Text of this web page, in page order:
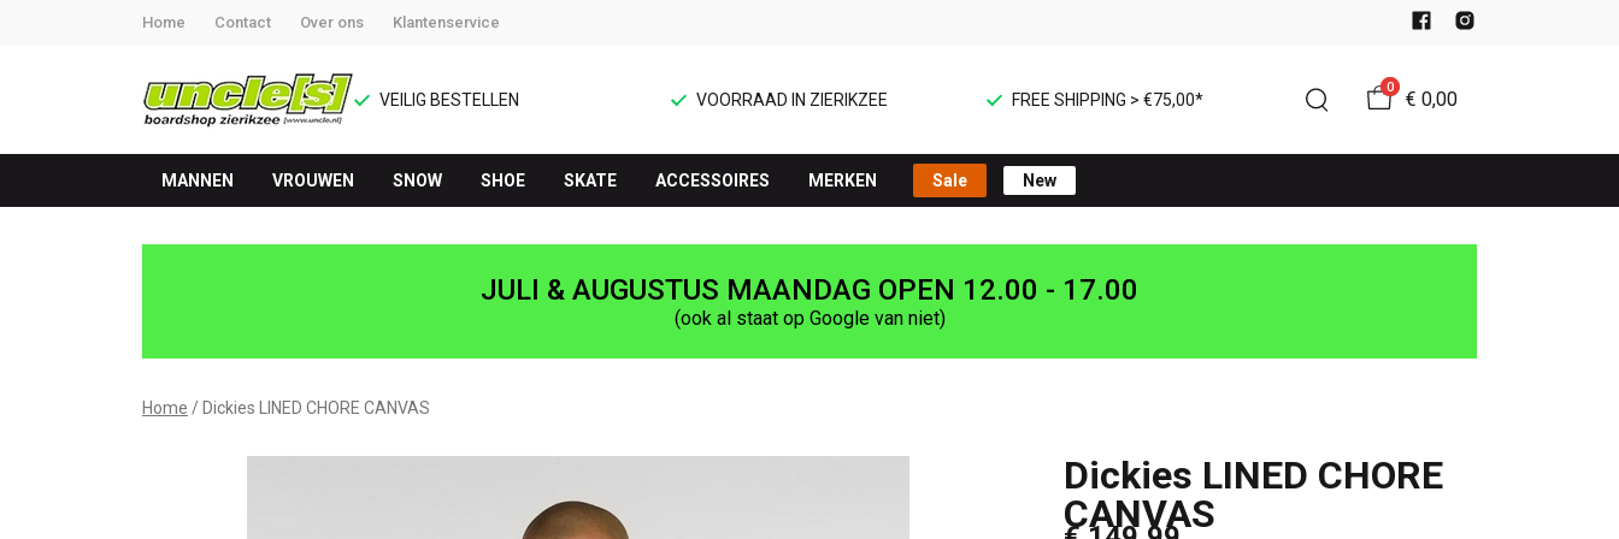
Home Contact Over ons Klantenservice
VEILIG BESTELLEN VOORRAAD IN ZIERIKZEE FREE SHIPPING > €75,00*
0
€ 0,00
MANNEN VROUWEN SNOW SHOE SKATE ACCESSOIRES MERKEN Sale New
Dickies
CHORE
CANVAS
JULI & AUGUSTUS MAANDAG OPEN 12.00 - 17.00
(ook al staat op Google van niet)
Home Dickies LINED CHORE CANVAS
Dickies LINED CHORE
CANVAS